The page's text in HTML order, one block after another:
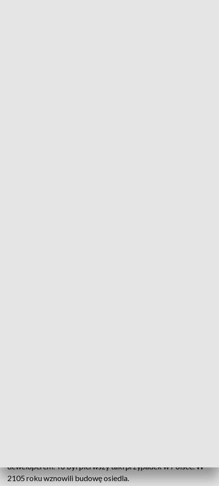
deweloperem. To był pierwszy taki przypadek w Polsce. W
2105 roku wznowili budowę osiedla.